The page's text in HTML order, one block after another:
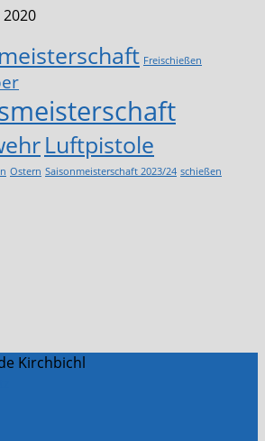
Freischießen
Luftpistole
Ostern Saisonmeisterschaft 2023/24 schießen
Kirchbichl